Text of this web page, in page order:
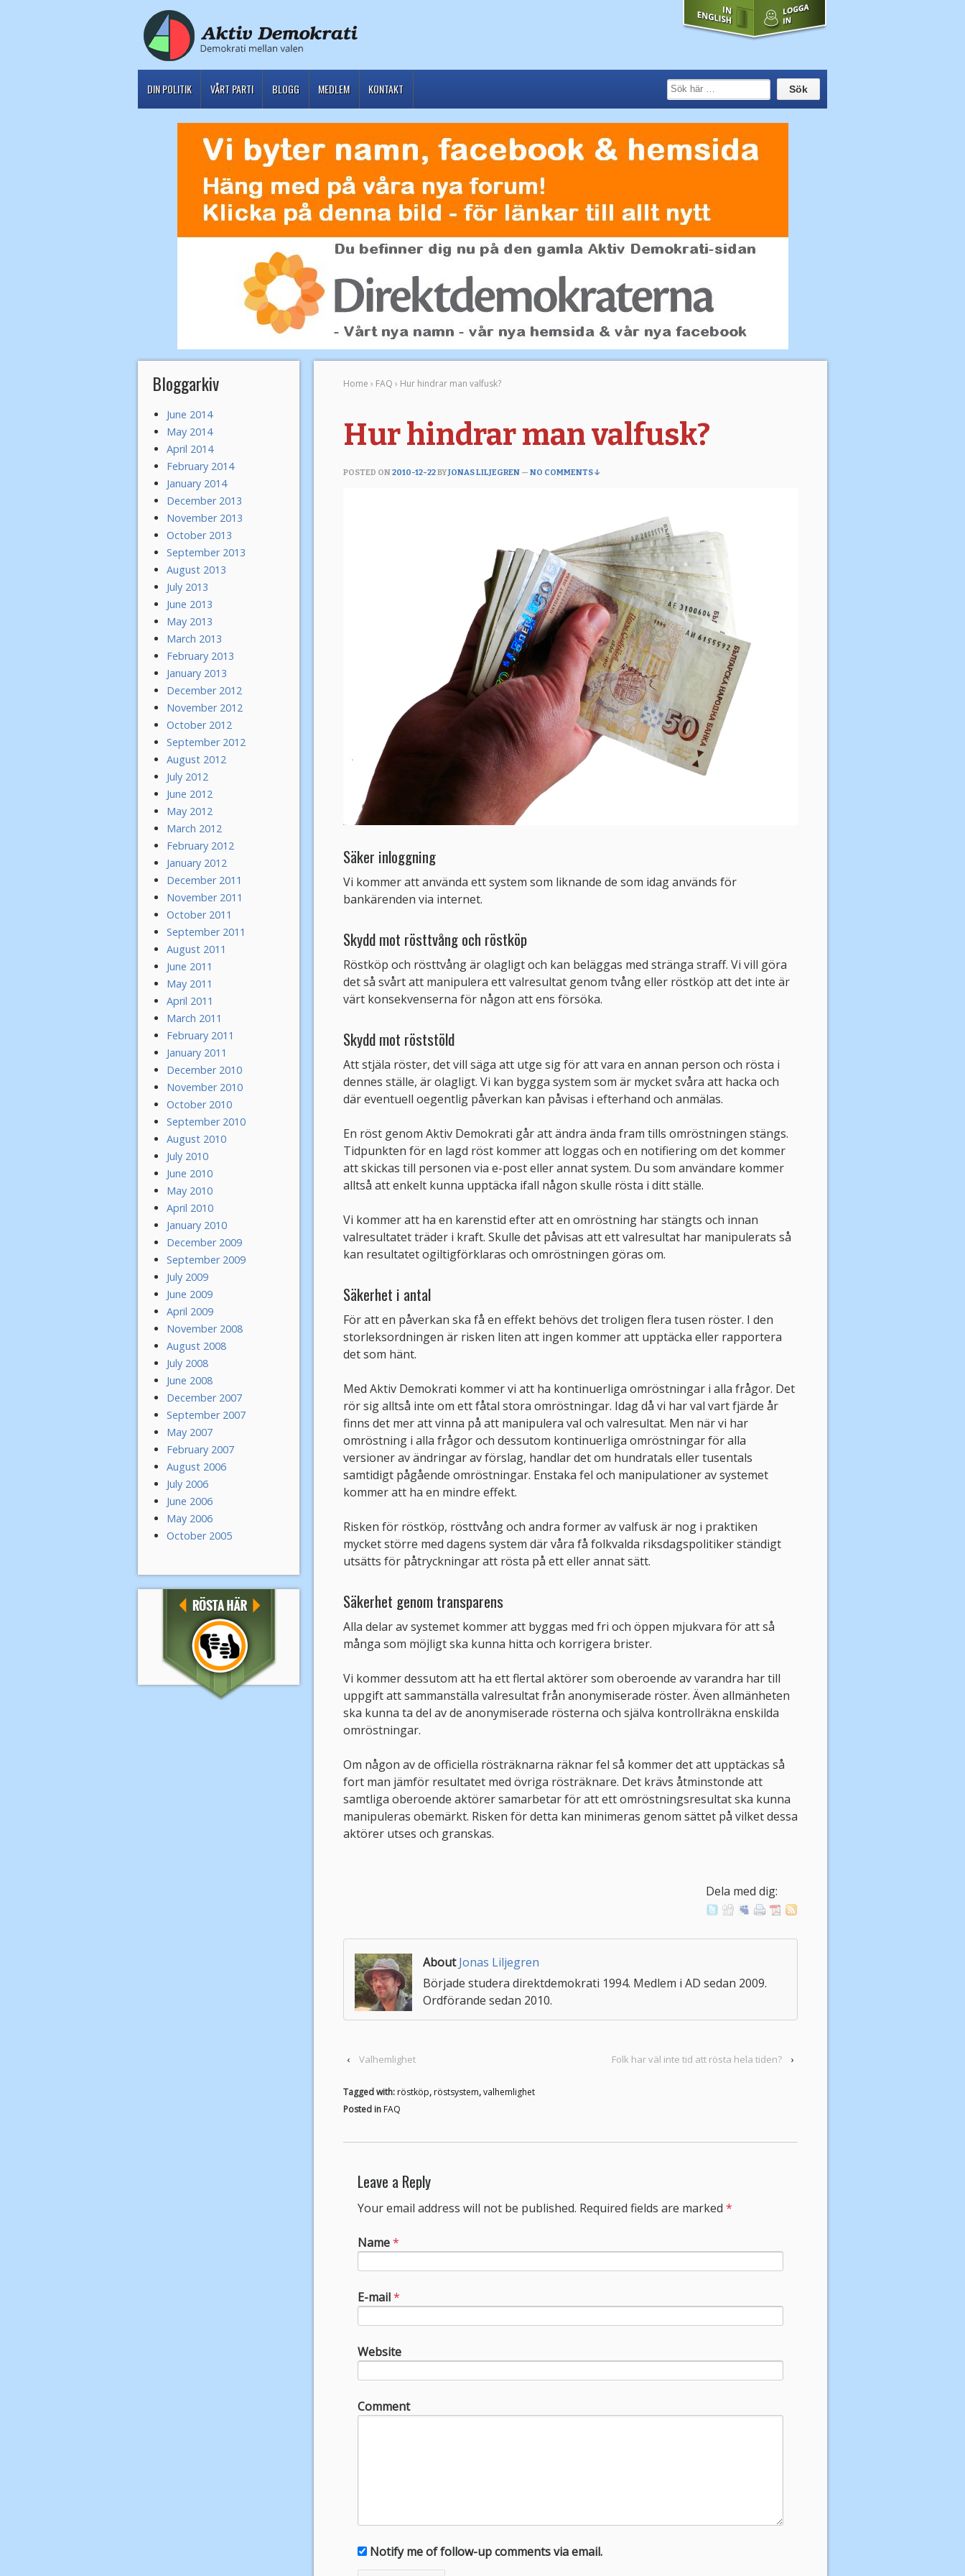
DIN POLITIK VÅRT PARTI BLOGG MEDLEM KONTAKT
Home › FAQ › Hur hindrar man valfusk?
Hur hindrar man valfusk?
POSTED ON2010-12-22BYJONAS LILJEGREN — NO COMMENTS ↓
Säker inloggning
Vi kommer att använda ett system som liknande de som idag används för
bankärenden via internet.
Skydd mot rösttvång och röstköp
Röstköp och rösttvång är olagligt och kan beläggas med stränga straff. Vi vill göra
det så svårt att manipulera ett valresultat genom tvång eller röstköp att det inte är
värt konsekvenserna för någon att ens försöka.
Skydd mot röststöld
Att stjäla röster, det vill säga att utge sig för att vara en annan person och rösta i
dennes ställe, är olagligt. Vi kan bygga system som är mycket svåra att hacka och
där eventuell oegentlig påverkan kan påvisas i efterhand och anmälas.
En röst genom Aktiv Demokrati går att ändra ända fram tills omröstningen stängs.
Tidpunkten för en lagd röst kommer att loggas och en notifiering om det kommer
att skickas till personen via e-post eller annat system. Du som användare kommer
alltså att enkelt kunna upptäcka ifall någon skulle rösta i ditt ställe.
Vi kommer att ha en karenstid efter att en omröstning har stängts och innan
valresultatet träder i kraft. Skulle det påvisas att ett valresultat har manipulerats så
kan resultatet ogiltigförklaras och omröstningen göras om.
Säkerhet i antal
För att en påverkan ska få en effekt behövs det troligen flera tusen röster. I den
storleksordningen är risken liten att ingen kommer att upptäcka eller rapportera
det som hänt.
Med Aktiv Demokrati kommer vi att ha kontinuerliga omröstningar i alla frågor. Det
rör sig alltså inte om ett fåtal stora omröstningar. Idag då vi har val vart fjärde år
finns det mer att vinna på att manipulera val och valresultat. Men när vi har
omröstning i alla frågor och dessutom kontinuerliga omröstningar för alla
versioner av ändringar av förslag, handlar det om hundratals eller tusentals
samtidigt pågående omröstningar. Enstaka fel och manipulationer av systemet
kommer att ha en mindre effekt.
Risken för röstköp, rösttvång och andra former av valfusk är nog i praktiken
mycket större med dagens system där våra få folkvalda riksdagspolitiker ständigt
utsätts för påtryckningar att rösta på ett eller annat sätt.
Säkerhet genom transparens
Alla delar av systemet kommer att byggas med fri och öppen mjukvara för att så
många som möjligt ska kunna hitta och korrigera brister.
Vi kommer dessutom att ha ett flertal aktörer som oberoende av varandra har till
uppgift att sammanställa valresultat från anonymiserade röster. Även allmänheten
ska kunna ta del av de anonymiserade rösterna och själva kontrollräkna enskilda
omröstningar.
Om någon av de officiella rösträknarna räknar fel så kommer det att upptäckas så
fort man jämför resultatet med övriga rösträknare. Det krävs åtminstonde att
samtliga oberoende aktörer samarbetar för att ett omröstningsresultat ska kunna
manipuleras obemärkt. Risken för detta kan minimeras genom sättet på vilket dessa
aktörer utses och granskas.
Dela med dig:
AboutJonas Liljegren
Började studera direktdemokrati 1994. Medlem i AD sedan 2009.
Ordförande sedan 2010.
‹ Valhemlighet Folk har väl inte tid att rösta hela tiden? ›
Tagged with: röstköp, röstsystem,valhemlighet
Posted in FAQ
Leave a Reply
Your email address will not be published. Required fields are marked *
Name*
E-mail*
Website
Comment
Notify me of follow-up comments via email.
Bloggarkiv
June 2014
May 2014
April 2014
February 2014
January 2014
December 2013
November 2013
October 2013
September 2013
August 2013
July 2013
June 2013
May 2013
March 2013
February 2013
January 2013
December 2012
November 2012
October 2012
September 2012
August 2012
July 2012
June 2012
May 2012
March 2012
February 2012
January 2012
December 2011
November 2011
October 2011
September 2011
August 2011
June 2011
May 2011
April 2011
March 2011
February 2011
January 2011
December 2010
November 2010
October 2010
September 2010
August 2010
July 2010
June 2010
May 2010
April 2010
January 2010
December 2009
September 2009
July 2009
June 2009
April 2009
November 2008
August 2008
July 2008
June 2008
December 2007
September 2007
May 2007
February 2007
August 2006
July 2006
June 2006
May 2006
October 2005